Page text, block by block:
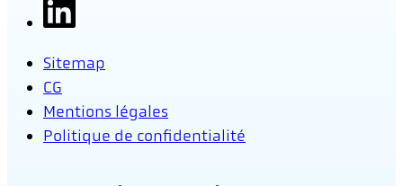
Sitemap
CG
Mentions légales
Politique de confidentialité